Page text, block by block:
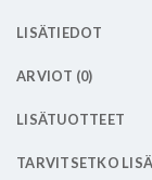
LISÄTIEDOT
ARVIOT (0)
LISÄTUOTTEET
TARVITSETKO